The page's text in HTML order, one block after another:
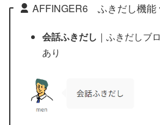
カテゴリー
AFFINGER6 ふきだし機能
会話ふきだし ｜ふきだしブ
あり